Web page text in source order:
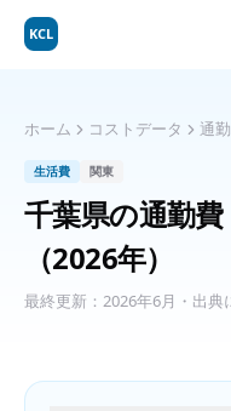
KCL
ホーム コストデータ 通
生活費 関東
千葉県の通勤
（2026年）
最終更新： 2026年6月 ・出